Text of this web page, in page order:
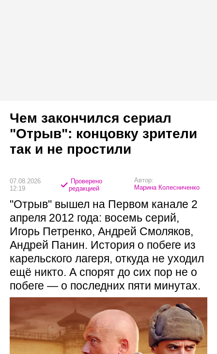
Чем закончился сериал
"Отрыв": концовку зрители
так и не простили
07.08.2026
12:19
Проверено
редакцией
Автор:
Марина Колесниченко
"Отрыв" вышел на Первом канале 2
апреля 2012 года: восемь серий,
Игорь Петренко, Андрей Смоляков,
Андрей Панин. История о побеге из
карельского лагеря, откуда не уходил
ещё никто. А спорят до сих пор не о
побеге — о последних пяти минутах.